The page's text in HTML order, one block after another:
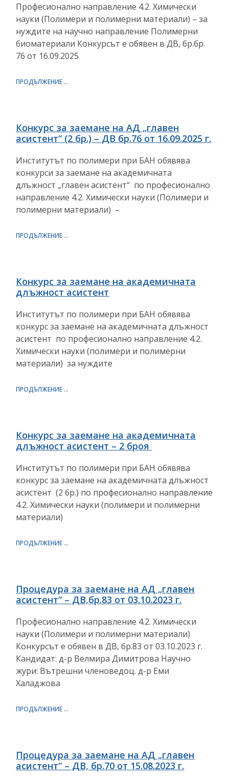
Професионално направление 4.2. Химически
науки (Полимери и полимерни материали) – за
нуждите на научно направление Полимерни
биоматериали Конкурсът е обявен в ДВ, бр.бр.
76 от 16.09.2025
ПРОДЪЛЖЕНИЕ ...
Конкурс за заемане на АД „главен
асистент“ (2 бр.) – ДВ бр.76 от 16.09.2025 г.
Институтът по полимери при БАН обявява
конкурси за заемане на академичната
длъжност „главен асистент“ по професионално
направление 4.2. Химически науки (Полимери и
полимерни материали) –
ПРОДЪЛЖЕНИЕ ...
Конкурс за заемане на академичната
длъжност асистент
Институтът по полимери при БАН обявява
конкурс за заемане на академичната длъжност
асистент по професионално направление 4.2.
Химически науки (полимери и полимерни
материали) за нуждите
ПРОДЪЛЖЕНИЕ ...
Конкурс за заемане на академичната
длъжност асистент – 2 броя
Институтът по полимери при БАН обявява
конкурс за заемане на академичната длъжност
асистент (2 бр.) по професионално направление
4.2. Химически науки (полимери и полимерни
материали)
ПРОДЪЛЖЕНИЕ ...
Процедура за заемане на АД „главен
асистент“ – ДВ,бр.83 от 03.10.2023 г.
Професионално направление 4.2. Химически
науки (Полимери и полимерни материали)
Конкурсът е обявен в ДВ, бр.83 от 03.10.2023 г.
Кандидат: д-р Велмира Димитрова Научно
жури: Вътрешни членоведоц. д-р Еми
Халаджова
ПРОДЪЛЖЕНИЕ ...
Процедура за заемане на АД „главен
асистент“ – ДВ, бр.70 от 15.08.2023 г.